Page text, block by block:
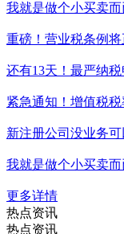
我就是做个小买卖而
重磅！营业税条例将
还有13天！最严纳税
紧急通知！增值税税
新注册公司没业务可
我就是做个小买卖而
更多详情
热点资讯
热点资讯